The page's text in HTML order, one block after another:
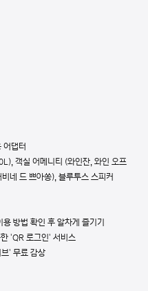
댑터
객실 어메니티 (와인잔, 와인 오프
네 드 쁘아쏭), 블루투스 스피커
방법 확인 후 알차게 즐기기
'QR 로그인' 서비스
' 무료 감상